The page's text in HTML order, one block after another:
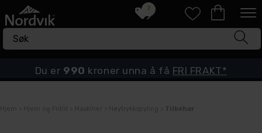
7
Du er 990 kroner unna å få FRI FRAKT*